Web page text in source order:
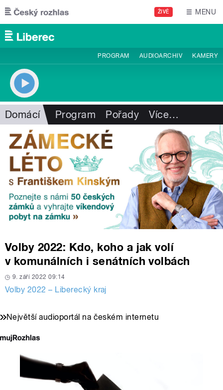
Přejít k hlavnímu obsahu
ŽIVĚ MENU
PROGRAM AUDIOARCHIV KAMERY
Domácí Program Pořady Více…
Volby 2022: Kdo, koho a jak volí
v komunálních i senátních volbách
9. září 2022 09:14
Volby 2022 – Liberecký kraj
Největší audioportál na českém internetu